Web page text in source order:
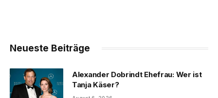
Neueste Beiträge
Alexander Dobrindt Ehefrau: Wer ist
Tanja Käser?